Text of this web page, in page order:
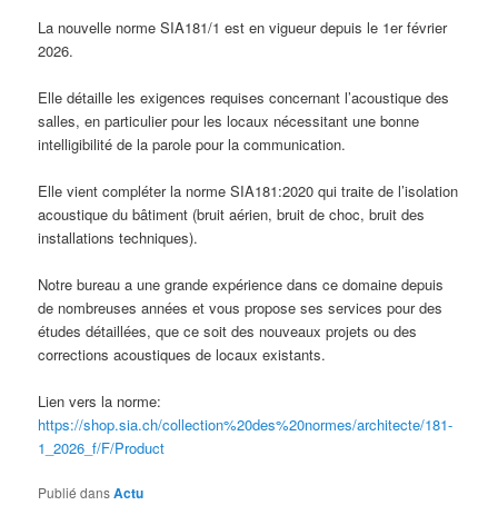
La nouvelle norme SIA181/1 est en vigueur depuis le 1er février
2026.
Elle détaille les exigences requises concernant l’acoustique des
salles, en particulier pour les locaux nécessitant une bonne
intelligibilité de la parole pour la communication.
Elle vient compléter la norme SIA181:2020 qui traite de l’isolation
acoustique du bâtiment (bruit aérien, bruit de choc, bruit des
installations techniques).
Notre bureau a une grande expérience dans ce domaine depuis
de nombreuses années et vous propose ses services pour des
études détaillées, que ce soit des nouveaux projets ou des
corrections acoustiques de locaux existants.
Lien vers la norme:
https://shop.sia.ch/collection%20des%20normes/architecte/181-
1_2026_f/F/Product
Publié dansActu